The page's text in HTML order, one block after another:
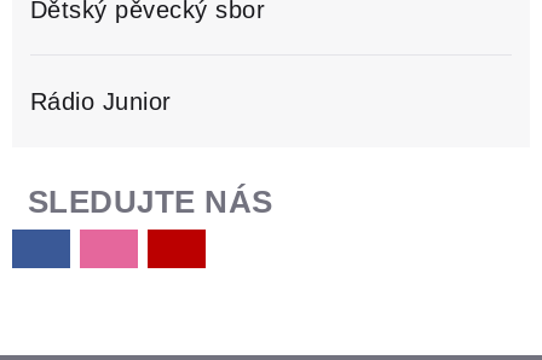
Dětský pěvecký sbor
Rádio Junior
SLEDUJTE NÁS